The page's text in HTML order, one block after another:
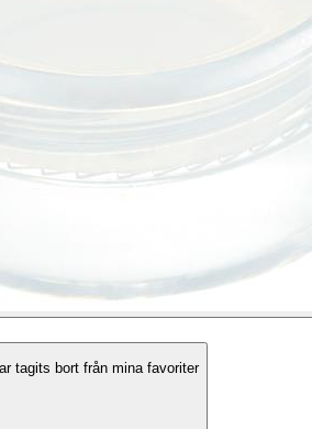
tagits bort från mina favoriter